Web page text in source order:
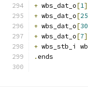
+ wbs_dat_o[1]
+ wbs_dat_o[25
+ wbs_dat_o[30
+ wbs_dat_o[7]
+ wbs_stb_i
.ends